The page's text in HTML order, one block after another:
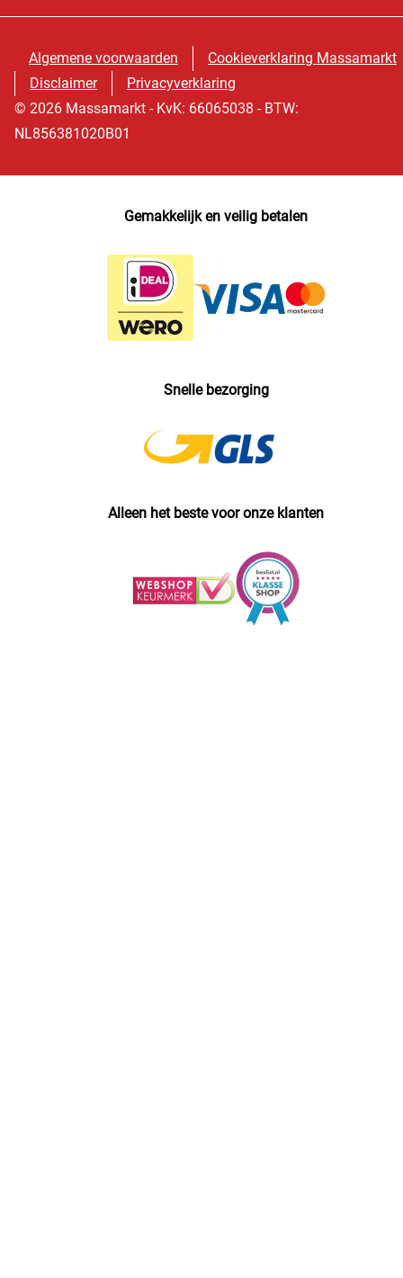
Algemene voorwaarden
Cookieverklaring Massamarkt
Disclaimer
Privacyverklaring
© 2026 Massamarkt - KvK: 66065038 - BTW:
NL856381020B01
Gemakkelijk en veilig betalen
Snelle bezorging
Alleen het beste voor onze klanten